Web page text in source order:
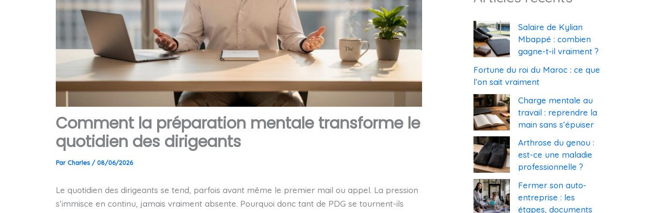
Comment la préparation mentale transforme le
quotidien des dirigeants
Par Charles / 08/06/2026
Le quotidien des dirigeants se tend, parfois avant même le premier mail ou appel. La pression
s’immisce en continu, jamais vraiment absente. Pourquoi donc tant de PDG se tournent-ils
Salaire de Kylian
Mbappé : combien
gagne-t-il vraiment ?
Fortune du roi du Maroc : ce que
l’on sait vraiment
Charge mentale au
travail : reprendre la
main sans s’épuiser
Arthrose du genou :
est-ce une maladie
professionnelle ?
Fermer son auto-
entreprise : les
étapes, documents